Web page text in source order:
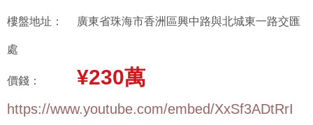
樓盤地址： 廣東省珠海市香洲區興中路與北城東一路交匯
處
價錢： ¥230萬
https://www.youtube.com/embed/XxSf3ADtRrI